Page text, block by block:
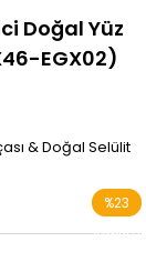
Doğal Yüz
EGX02)
& Doğal Selülit
%23
İndirim